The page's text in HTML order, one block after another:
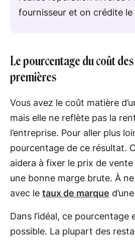
fournisseur et on crédite
Le pourcentage du coût
premières
Vous avez le coût matière
mais elle ne reflète pas la
l’entreprise. Pour aller plus
pourcentage de ce résultat.
aidera à fixer le prix de
une bonne marge brute. À
avec le taux de marque
Dans l’idéal, ce pourcentage
possible. La plupart des